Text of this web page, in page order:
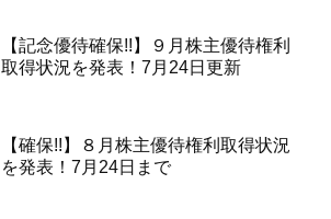
【記念優待確保!!】９月株主優待権利
取得状況を発表！7月24日更新
【確保!!】８月株主優待権利取得状況
を発表！7月24日まで